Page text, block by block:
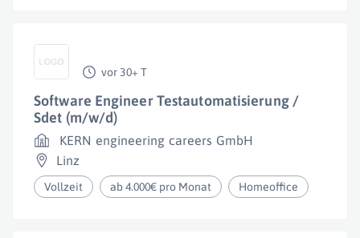
vor 30+ T
Software Engineer Testautomatisierung /
Sdet (m/w/d)
KERN engineering careers GmbH
Linz
Vollzeit ab 4.000€ pro Monat Homeoffice